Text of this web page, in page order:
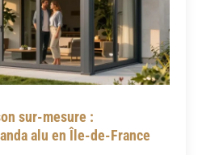
sur-mesure :
alu en Île-de-France